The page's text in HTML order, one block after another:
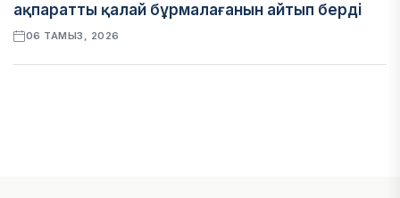
ақпаратты қалай бұрмалағанын айтып берді
06 ТАМЫЗ, 2026